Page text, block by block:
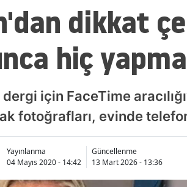
dikkat
hiç
için FaceTime
fotoğrafları, evinde
Yayınlanma
04 Mayıs 2020 - 14:42
Güncellenme
13 Mart 2026 - 13:36